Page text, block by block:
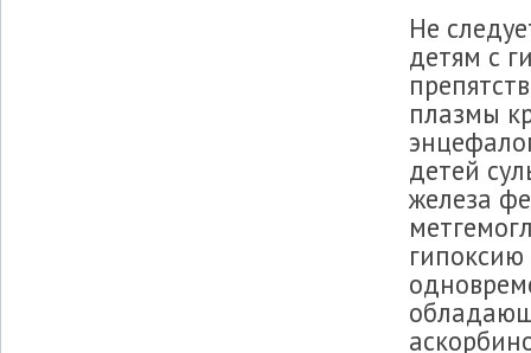
Не
детям с
плазмы
детей
железа